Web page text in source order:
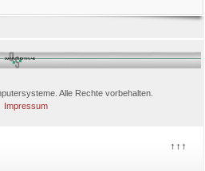
Alle Rechte vorbehalten.
Impressum
↑↑↑